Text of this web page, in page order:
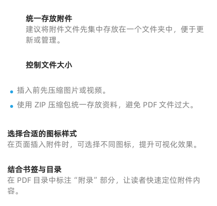
统一存放附件
建议将附件文件先集中存放在一个文件夹中，便于更
新或管理。
控制文件大小
插入前先压缩图片或视频。
使用 ZIP 压缩包统一存放资料，避免 PDF 文件过大。
选择合适的图标样式
在页面插入附件时，可选择不同图标，提升可视化效果。
结合书签与目录
在 PDF 目录中标注“附录”部分，让读者快速定位附件内
容。